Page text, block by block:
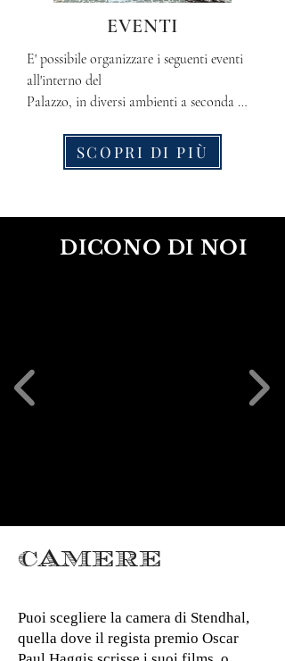
EVENTI
E' possibile organizzare i seguenti eventi
all'interno del
Palazzo, in diversi ambienti a seconda
dell'anno:
Matrimoni (senza possibilità di ballare),
SCOPRI DI PIÙ
DICONO DI NOI
CAMERE
Puoi scegliere la camera di Stendhal,
quella dove il regista premio Oscar